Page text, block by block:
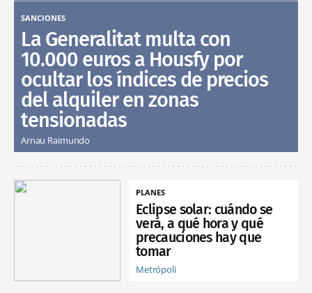
SANCIONES
La Generalitat multa con
10.000 euros a Housfy por
ocultar los índices de precios
del alquiler en zonas
tensionadas
Arnau Raimundo
PLANES
Eclipse solar: cuándo se
verá, a qué hora y qué
precauciones hay que
tomar
Metrópoli